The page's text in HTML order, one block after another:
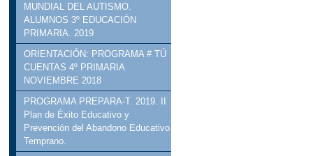
MUNDIAL DEL AUTISMO.
ALUMNOS 3º EDUCACIÓN
PRIMARIA. 2019
ORIENTACIÓN: PROGRAMA # TÚ
CUENTAS 4º PRIMARIA
NOVIEMBRE 2018
PROGRAMA PREPARA-T. 2019. II
Plan de Éxito Educativo y
Prevención del Abandono Educativo
Temprano.